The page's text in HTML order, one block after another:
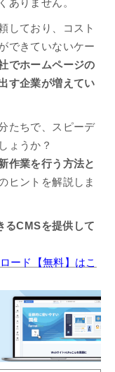
ありません。
しており、コスト
できていないケー
でホームページの
す企業が増えてい
たちで、スピーデ
ょうか？
作業を行う方法と
ヒントを解説しま
るCMSを提供して
ード【無料】はこ